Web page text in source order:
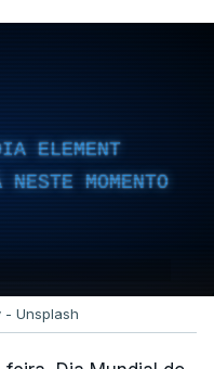
ELEMENT
MOMENTO
- Unsplash